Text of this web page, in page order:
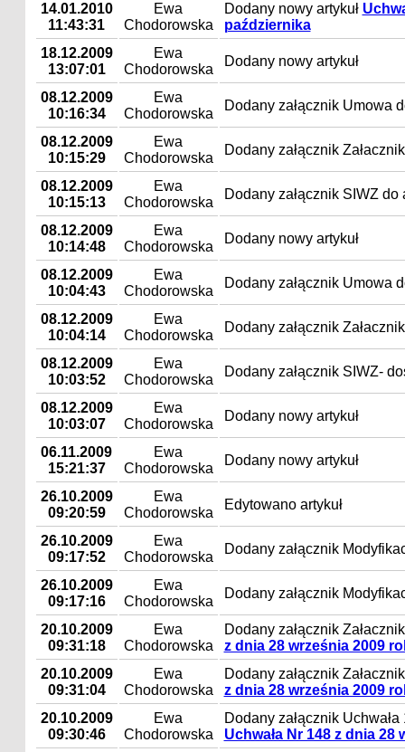
14.01.2010
11:43:31
Ewa
Chodorowska
Dodany nowy artykuł
października
18.12.2009
13:07:01
Ewa
Chodorowska
Dodany nowy artykuł
08.12.2009
10:16:34
Ewa
Chodorowska
Dodany załącznik Umowa
08.12.2009
10:15:29
Ewa
Chodorowska
Dodany załącznik
08.12.2009
10:15:13
Ewa
Chodorowska
Dodany załącznik SIWZ do
08.12.2009
10:14:48
Ewa
Chodorowska
Dodany nowy artykuł
08.12.2009
10:04:43
Ewa
Chodorowska
Dodany załącznik Umowa
08.12.2009
10:04:14
Ewa
Chodorowska
Dodany załącznik
08.12.2009
10:03:52
Ewa
Chodorowska
Dodany załącznik SIWZ-
08.12.2009
10:03:07
Ewa
Chodorowska
Dodany nowy artykuł
06.11.2009
15:21:37
Ewa
Chodorowska
Dodany nowy artykuł
26.10.2009
09:20:59
Ewa
Chodorowska
Edytowano artykuł
26.10.2009
09:17:52
Ewa
Chodorowska
Dodany załącznik
26.10.2009
09:17:16
Ewa
Chodorowska
Dodany załącznik
20.10.2009
09:31:18
Ewa
Chodorowska
Dodany załącznik
z dnia 28 września 2009
20.10.2009
09:31:04
Ewa
Chodorowska
Dodany załącznik
z dnia 28 września 2009
20.10.2009
09:30:46
Ewa
Chodorowska
Dodany załącznik
Uchwała Nr 148 z dnia 28